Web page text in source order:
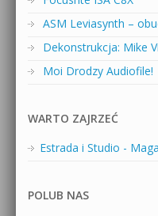
ASM Leviasynth –
Dekonstrukcja: Mike
Moi Drodzy Audiofile!
WARTO ZAJRZEĆ
Estrada i Studio -
POLUB NAS